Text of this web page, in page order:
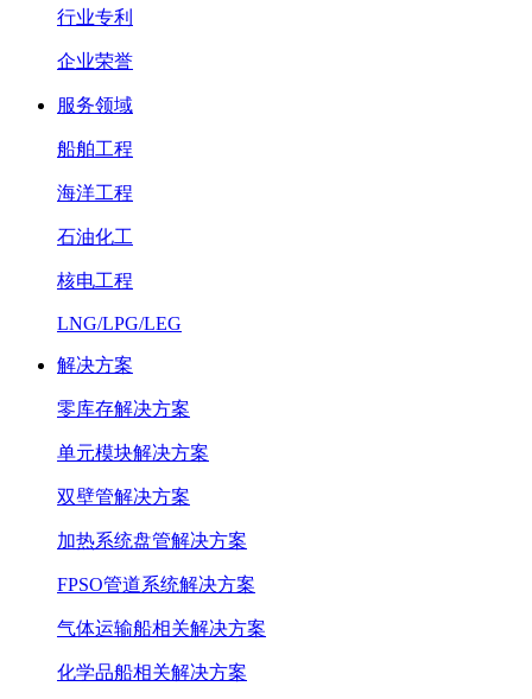
行业专利
企业荣誉
服务领域
船舶工程
海洋工程
石油化工
核电工程
LNG/LPG/LEG
解决方案
零库存解决方案
单元模块解决方案
双壁管解决方案
加热系统盘管解决方案
FPSO管道系统解决方案
气体运输船相关解决方案
化学品船相关解决方案